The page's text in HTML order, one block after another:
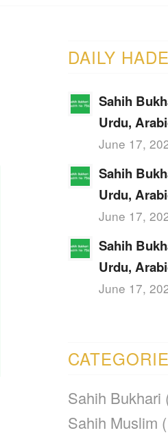
DAILY
Sahih
Urdu,
June 17,
Sahih
Urdu,
June 17,
Sahih
Urdu,
June 17,
Sahih Bukhari
Sahih Muslim